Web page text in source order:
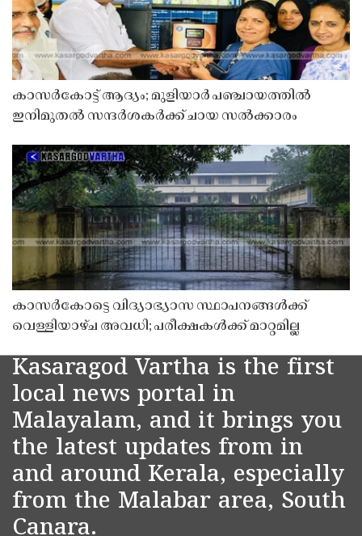
കാസർകോട്ട് ആദ്യം; മുളിയാർ പഞ്ചായത്തിൽ
ഇനിമുതൽ സന്ദർശകർക്ക് ചായ സൽക്കാരം
കാസർകോട്ടെ വിദ്യാഭ്യാസ സ്ഥാപനങ്ങൾക്ക്
വെള്ളിയാഴ്ച അവധി; പരീക്ഷകൾക്ക് മാറ്റമില്ല
Kasaragod Vartha is the first
local news portal in
Malayalam, and it brings you
the latest updates from in
and around Kerala, especially
from the Malabar area, South
Canara.